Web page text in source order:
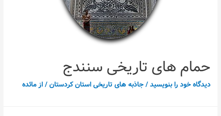
حمام های تاریخی سنندج
دیدگاه‌ خود را بنویسید/جاذبه های تاریخی استان کردستان/ ازمائده